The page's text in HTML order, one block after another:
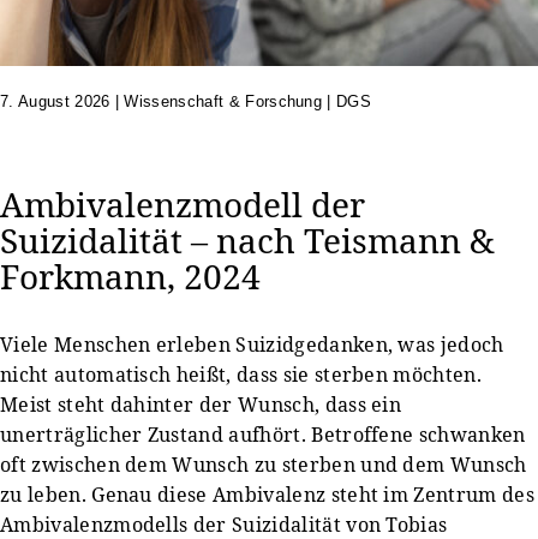
7. August 2026 |Wissenschaft & Forschung | DGS
Ambivalenzmodell der
Suizidalität – nach Teismann &
Forkmann, 2024
Viele Menschen erleben Suizidgedanken, was jedoch
nicht automatisch heißt, dass sie sterben möchten.
Meist steht dahinter der Wunsch, dass ein
unerträglicher Zustand aufhört. Betroffene schwanken
oft zwischen dem Wunsch zu sterben und dem Wunsch
zu leben. Genau diese Ambivalenz steht im Zentrum des
Ambivalenzmodells der Suizidalität von Tobias